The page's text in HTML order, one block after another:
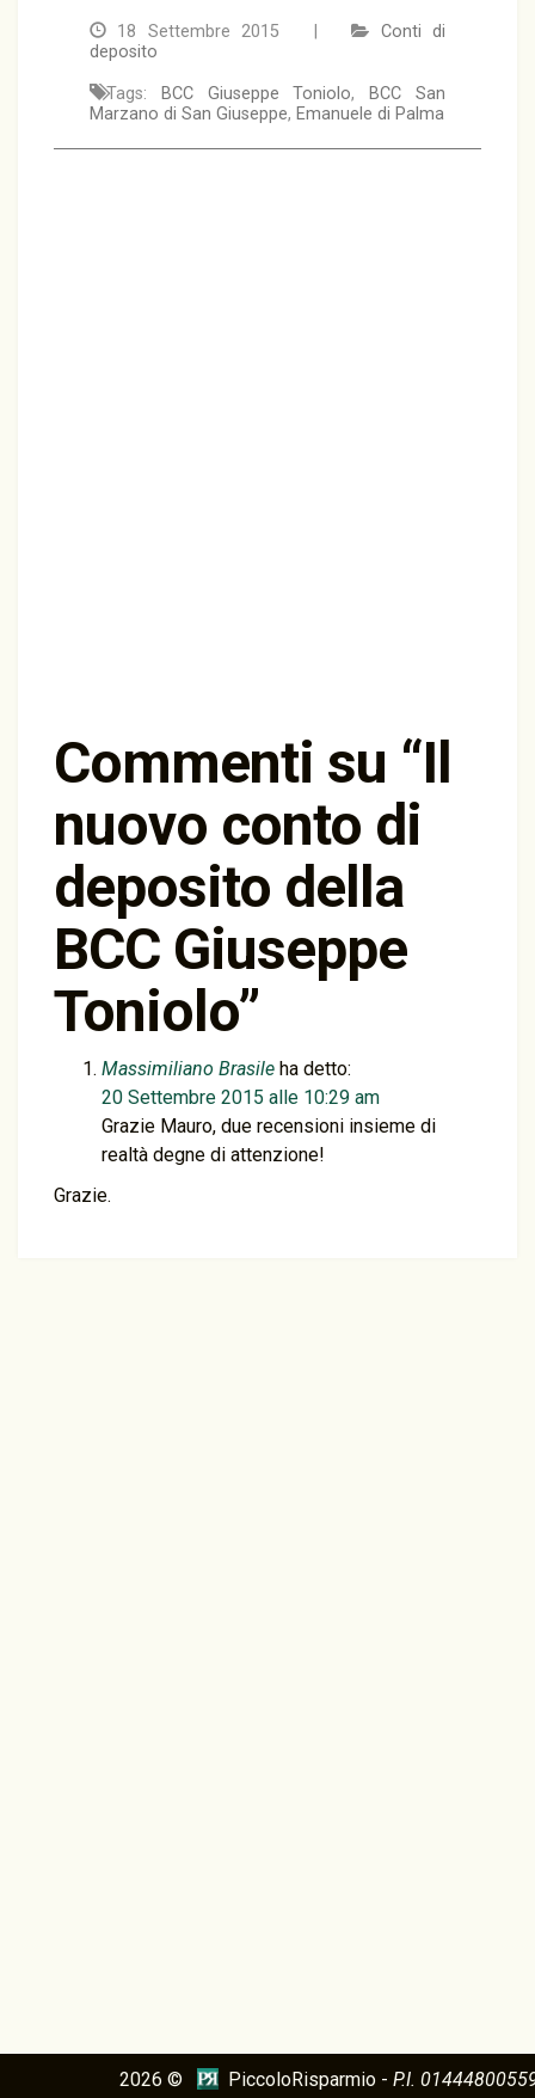
18 Settembre 2015 |
Conti di
deposito
Tags: BCC Giuseppe Toniolo,
BCC San
Marzano di San Giuseppe, Emanuele di Palma
Commenti su “Il
nuovo conto di
deposito della
BCC Giuseppe
Toniolo”
Massimiliano Brasile ha detto:
20 Settembre 2015 alle 10:29 am
Grazie Mauro, due recensioni insieme di
realtà degne di attenzione!
Grazie.
2026 © PiccoloRisparmio - P.I.